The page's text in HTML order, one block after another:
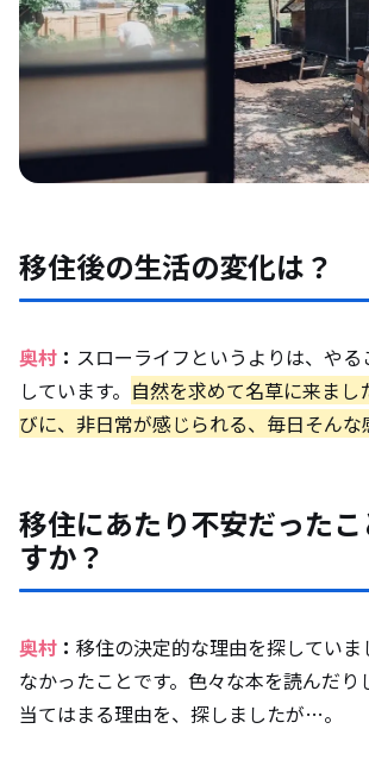
移住後の生活の変化は？
奥村 ： スローライフというよりは、や
しています。 自然を求めて名草に来まし
びに、非日常が感じられる、毎日そんな
移住にあたり不安だった
すか？
奥村 ： 移住の決定的な理由を探していま
なかったことです。色々な本を読んだり
当てはまる理由を、探しましたが…。